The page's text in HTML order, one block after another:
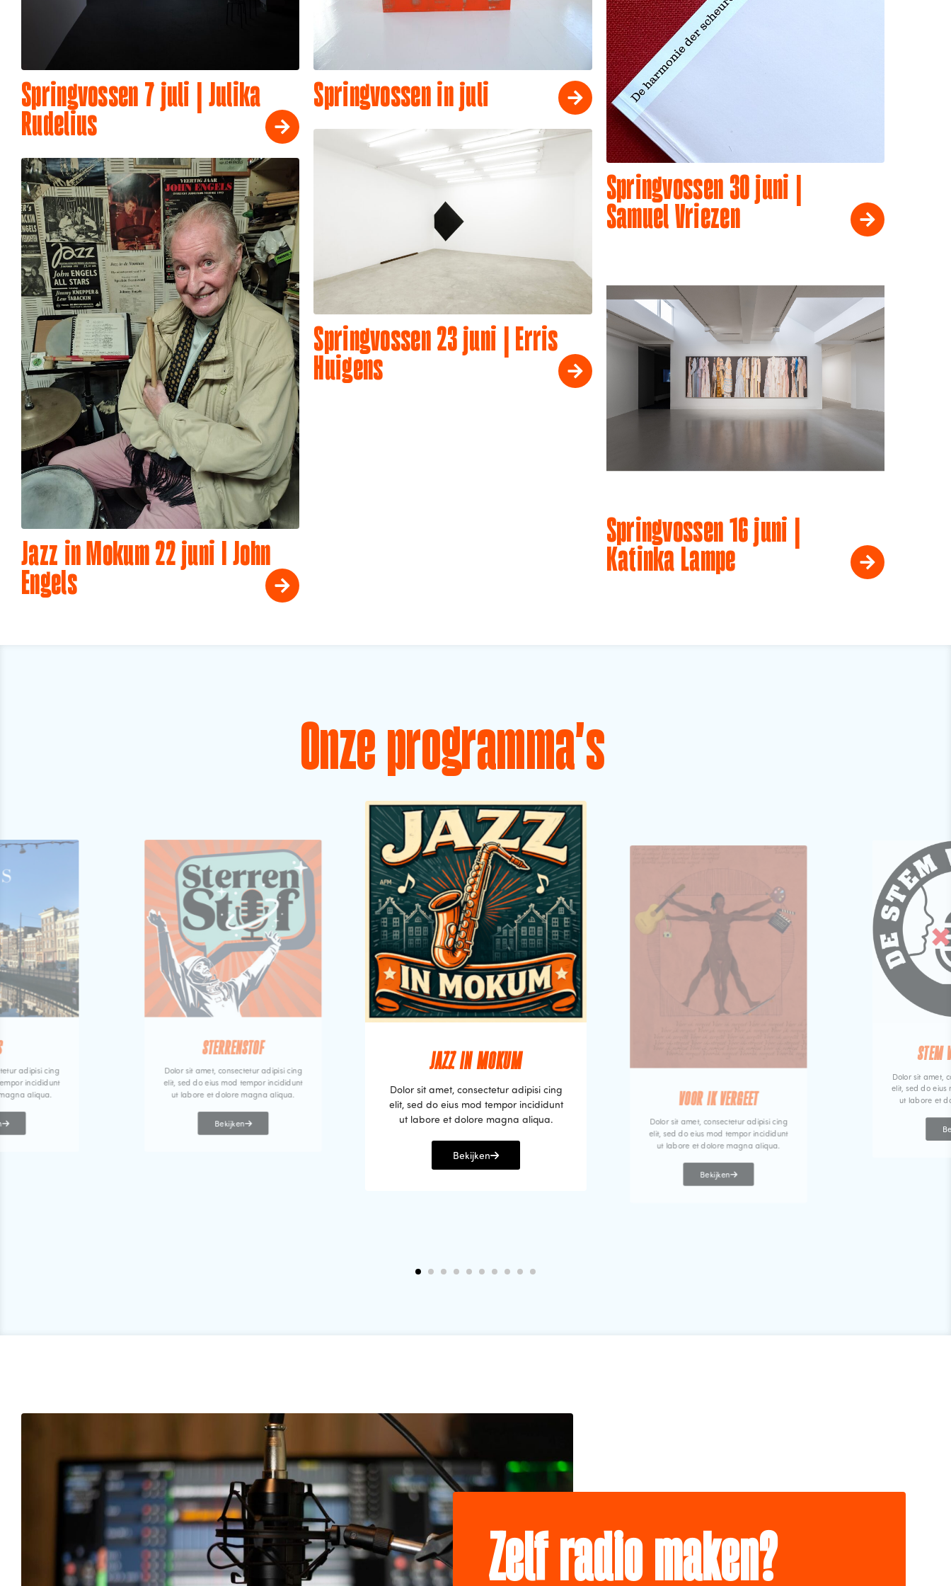
Springvossen 7 juli | Julika
Rudelius
Springvossen in juli
Springvossen 30 juni |
Samuel Vriezen
Springvossen 23 juni | Erris
Huigens
Jazz in Mokum 22 juni I John
Engels
Springvossen 16 juni |
Katinka Lampe
Onze programma's
adipisi cing
incididunt
aliqua.
STERRENSTOF
Dolor sit amet, consectetur adipisi cing
elit, sed do eius mod tempor incididunt
ut labore et dolore magna aliqua.
Bekijken
JAZZ IN MOKUM
Dolor sit amet, consectetur adipisi cing
elit, sed do eius mod tempor incididunt
ut labore et dolore magna aliqua.
Bekijken
VOOR IK VERGEET
Dolor sit amet, consectetur adipisi cing
elit, sed do eius mod tempor incididunt
ut labore et dolore magna aliqua.
Bekijken
STEM
Dolor sit amet,
elit, sed do eius
ut labore et
Zelf radio maken?